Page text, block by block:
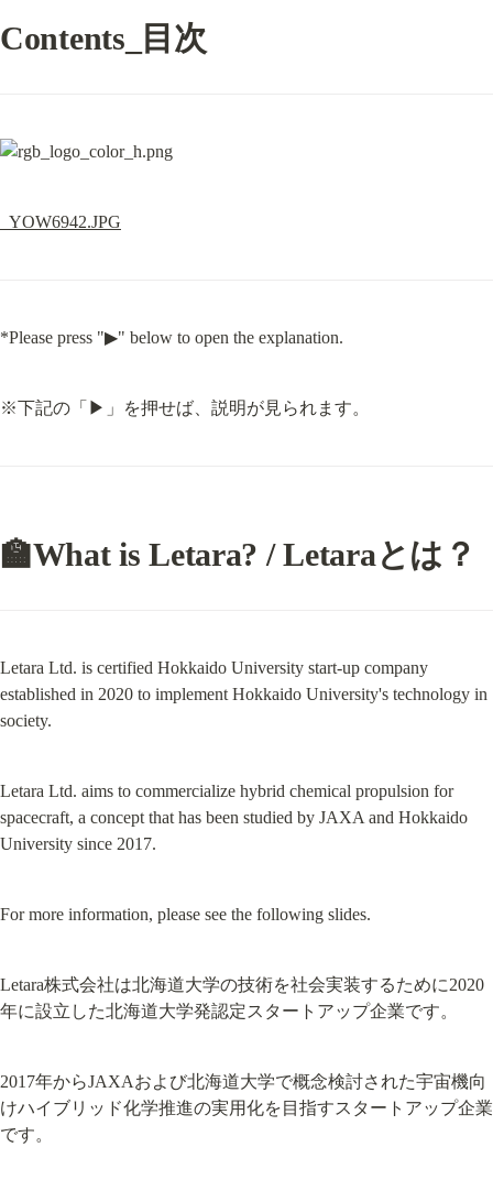
Contents_目次
_YOW6942.JPG
*Please press "▶" below to open the explanation.
※下記の「▶」を押せば、説明が見られます。
🏫What is Letara? / Letaraとは？
Letara Ltd. is certified Hokkaido University start-up company
established in 2020 to implement Hokkaido University's technology in
society.
Letara Ltd. aims to commercialize hybrid chemical propulsion for
spacecraft, a concept that has been studied by JAXA and Hokkaido
University since 2017.
For more information, please see the following slides.
Letara株式会社は北海道大学の技術を社会実装するために2020
年に設立した北海道大学発認定スタートアップ企業です。
2017年からJAXAおよび北海道大学で概念検討された宇宙機向
けハイブリッド化学推進の実用化を目指すスタートアップ企業
です。